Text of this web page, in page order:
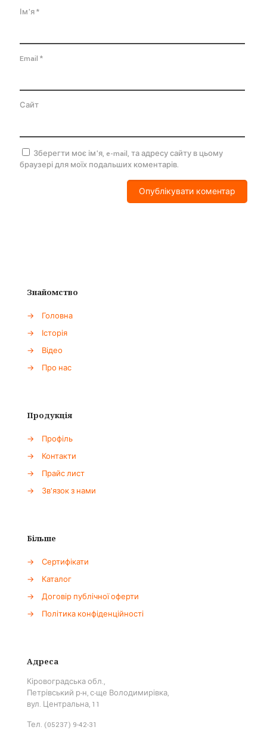
Ім'я*
Email *
Сайт
Зберегти моє ім'я, e-mail, та адресу сайту в цьому
браузері для моїх подальших коментарів.
Знайомство
→
Головна
→
Історія
→
Відео
→
Про нас
Продукція
→
Профіль
→
Контакти
→
Прайс лист
→
Зв'язок з нами
Більше
→
Сертифікати
→
Каталог
→
Договір публічної оферти
→
Політика конфіденційності
Адреса
Кіровоградська обл.,
Петрівський р-н, с-ще Володимирівка,
вул. Центральна, 11
Тел. (05237) 9-42-31